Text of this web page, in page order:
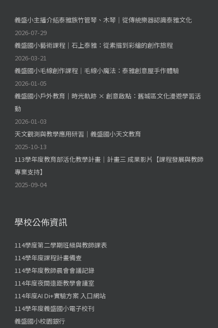
義盛小主播介紹泰雅族竹管琴、木琴｜從傳統樂器認識泰雅文化
2026-07-29
義盛國小藝術課程｜石上泰雅：從素描到彩繪的創作旅程
2026-03-21
義盛國小毛線創作課程｜毛線小魔法：泰雅創意屋手作體驗
2026-01-05
義盛國小戶外教育｜時光軌跡 × 創意啟點：舊城區文化漫遊學習活
動
2026-01-03
天文觀測與教學應用研習｜義盛國小天文教育
2025-10-13
113學年度教育部活化教學計畫｜計畫三 成果影片【課程發展與教師
專業支持】
2025-09-04
學校公佈資訊
114學度第二學期班級與教師課表
114學年度課程計畫備查
114學年度教師晨會會議記錄
114年度夜間遠距教學會議室
114年度AI Di+實驗方案 入口網站
114學年度義盛國小電子校刊
義盛國小校園銀行